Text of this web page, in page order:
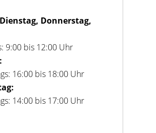
Donnerstag,
9:00 bis 12:00 Uhr
16:00 bis 18:00 Uhr
14:00 bis 17:00 Uhr